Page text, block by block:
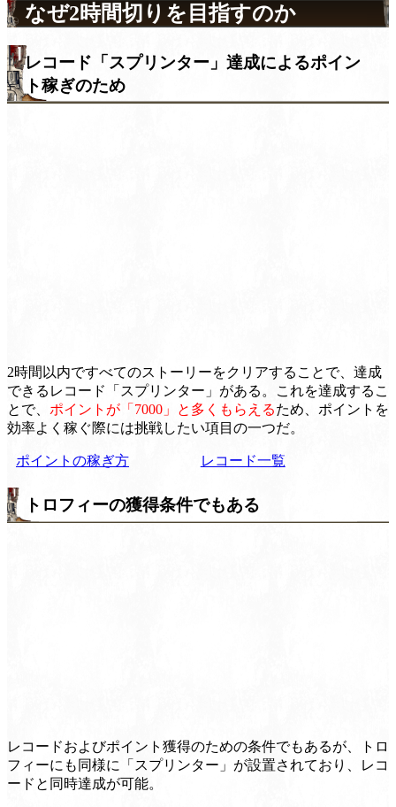
なぜ2時間切りを目指すのか
レコード「スプリンター」達成によるポイン
ト稼ぎのため
2時間以内ですべてのストーリーをクリアすることで、達成
できるレコード「スプリンター」がある。これを達成するこ
とで、 ポイントが「7000」と多くもらえるため、ポイントを
効率よく稼ぐ際には挑戦したい項目の一つだ。
ポイントの稼ぎ方 レコード一覧
トロフィーの獲得条件でもある
レコードおよびポイント獲得のための条件でもあるが、トロ
フィーにも同様に「スプリンター」が設置されており、レコ
ードと同時達成が可能。